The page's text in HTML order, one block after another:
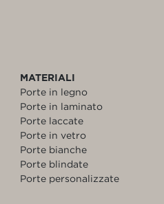
MATERIALI
Porte in legno
Porte in laminato
Porte laccate
Porte in vetro
Porte bianche
Porte blindate
Porte personalizzate